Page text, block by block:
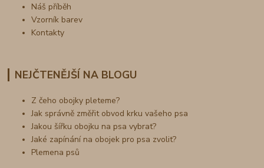
Náš příběh
Vzorník barev
Kontakty
NEJČTENĚJŠÍ NA BLOGU
Z čeho obojky pleteme?
Jak správně změřit obvod krku vašeho psa
Jakou šířku obojku na psa vybrat?
Jaké zapínání na obojek pro psa zvolit?
Plemena psů